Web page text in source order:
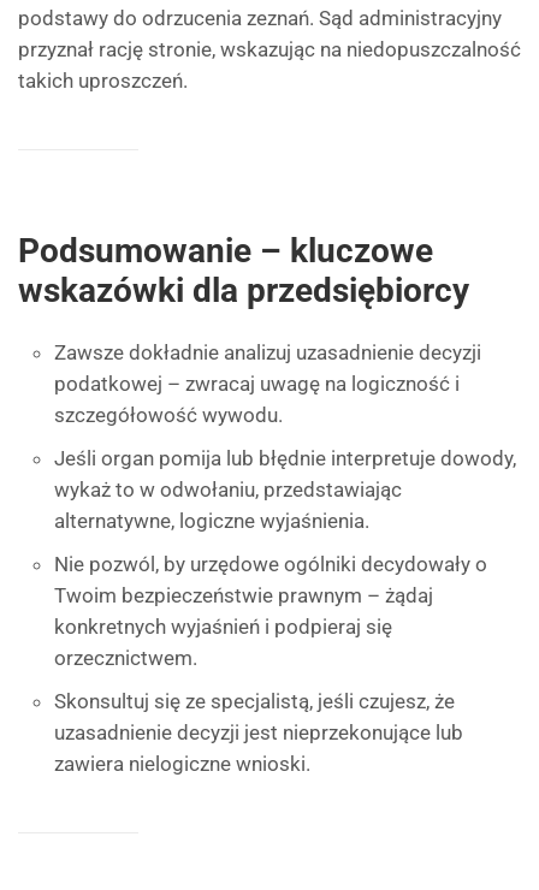
podstawy do odrzucenia zeznań. Sąd administracyjny
przyznał rację stronie, wskazując na niedopuszczalność
takich uproszczeń.
Podsumowanie – kluczowe
wskazówki dla przedsiębiorcy
Zawsze dokładnie analizuj uzasadnienie decyzji
podatkowej – zwracaj uwagę na logiczność i
szczegółowość wywodu.
Jeśli organ pomija lub błędnie interpretuje dowody,
wykaż to w odwołaniu, przedstawiając
alternatywne, logiczne wyjaśnienia.
Nie pozwól, by urzędowe ogólniki decydowały o
Twoim bezpieczeństwie prawnym – żądaj
konkretnych wyjaśnień i podpieraj się
orzecznictwem.
Skonsultuj się ze specjalistą, jeśli czujesz, że
uzasadnienie decyzji jest nieprzekonujące lub
zawiera nielogiczne wnioski.